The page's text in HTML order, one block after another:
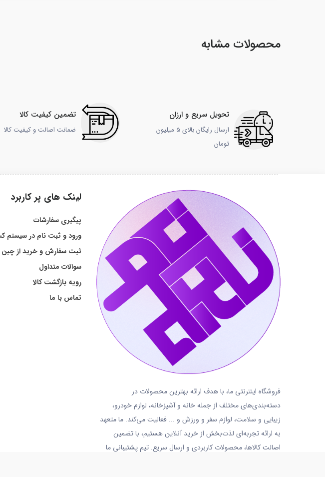
محصولات مشابه
تحویل سریع و ارزان
ارسال رایگان بالای 5 میلیون
تومان
تضمین کیفیت کالا
ضمانت اصالت و کیفیت کالا
فروشگاه اینترنتی ما، با هدف ارائه بهترین محصولات در
دسته‌بندی‌های مختلف از جمله خانه و آشپزخانه، لوازم خودرو،
زیبایی و سلامت، لوازم سفر و ورزش و ... فعالیت می‌کند. ما متعهد
به ارائه تجربه‌ای لذت‌بخش از خرید آنلاین هستیم، با تضمین
اصالت کالاها، محصولات کاربردی و ارسال سریع. تیم پشتیبانی ما
لینک های پر کاربرد
پیگیری سفارشات
ورود و ثبت نام در سیستم
ثبت سفارش و خرید از چین
سوالات متداول
رویه بازگشت کالا
تماس با ما